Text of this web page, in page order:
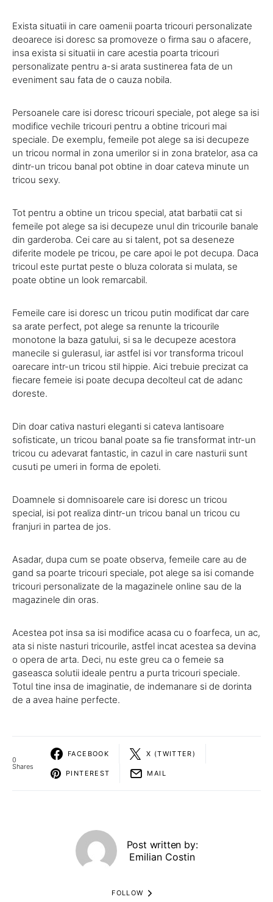
Exista situatii in care oamenii poarta tricouri personalizate
deoarece isi doresc sa promoveze o firma sau o afacere,
insa exista si situatii in care acestia poarta tricouri
personalizate pentru a-si arata sustinerea fata de un
eveniment sau fata de o cauza nobila.
Persoanele care isi doresc tricouri speciale, pot alege sa isi
modifice vechile tricouri pentru a obtine tricouri mai
speciale. De exemplu, femeile pot alege sa isi decupeze
un tricou normal in zona umerilor si in zona bratelor, asa ca
dintr-un tricou banal pot obtine in doar cateva minute un
tricou sexy.
Tot pentru a obtine un tricou special, atat barbatii cat si
femeile pot alege sa isi decupeze unul din tricourile banale
din garderoba. Cei care au si talent, pot sa deseneze
diferite modele pe tricou, pe care apoi le pot decupa. Daca
tricoul este purtat peste o bluza colorata si mulata, se
poate obtine un look remarcabil.
Femeile care isi doresc un tricou putin modificat dar care
sa arate perfect, pot alege sa renunte la tricourile
monotone la baza gatului, si sa le decupeze acestora
manecile si gulerasul, iar astfel isi vor transforma tricoul
oarecare intr-un tricou stil hippie. Aici trebuie precizat ca
fiecare femeie isi poate decupa decolteul cat de adanc
doreste.
Din doar cativa nasturi eleganti si cateva lantisoare
sofisticate, un tricou banal poate sa fie transformat intr-un
tricou cu adevarat fantastic, in cazul in care nasturii sunt
cusuti pe umeri in forma de epoleti.
Doamnele si domnisoarele care isi doresc un tricou
special, isi pot realiza dintr-un tricou banal un tricou cu
franjuri in partea de jos.
Asadar, dupa cum se poate observa, femeile care au de
gand sa poarte tricouri speciale, pot alege sa isi comande
tricouri personalizate de la magazinele online sau de la
magazinele din oras.
Acestea pot insa sa isi modifice acasa cu o foarfeca, un ac,
ata si niste nasturi tricourile, astfel incat acestea sa devina
o opera de arta. Deci, nu este greu ca o femeie sa
gaseasca solutii ideale pentru a purta tricouri speciale.
Totul tine insa de imaginatie, de indemanare si de dorinta
de a avea haine perfecte.
0
Shares
FACEBOOK X (TWITTER)
PINTEREST MAIL
Post written by:
Emilian Costin
FOLLOW